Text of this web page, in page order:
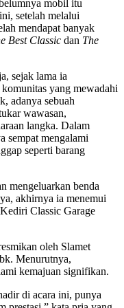
mobil itu
setelah melalui
mendapat banyak
Best Classic dan The
sejak lama ia
yang mewadahi
adanya sebuah
wawasan,
langka. Dalam
sempat mengalami
seperti barang
mengeluarkan benda
akhirnya ia menemui
Classic Garage
oleh Slamet
Menurutnya,
kemajuan signifikan.
di acara ini, punya